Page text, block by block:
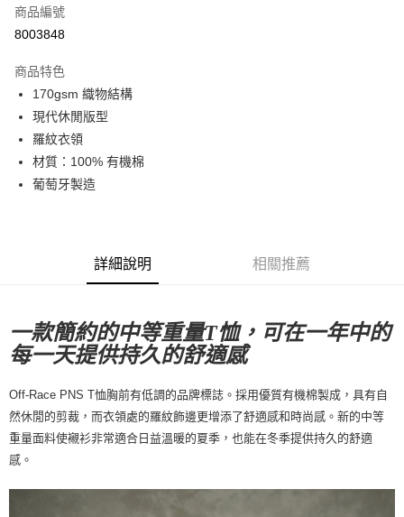
Apple Pay
運送方式
全家店到店
每筆NT$80，滿NT$10,000(含以上)免運費
付款後全家取貨
每筆NT$80，滿NT$10,000(含以上)免運費
每筆NT$80，滿NT$10,000(含以上)免運費
宅配
商品編號
8003848
商品特色
170gsm 織物結構
現代休閒版型
羅紋衣領
材質：100% 有機棉
葡萄牙製造
詳細說明 相關推薦
一款簡約的中等重量T恤，可在一年中的
每一天提供持久的舒適感
Off-Race PNS T恤胸前有低調的品牌標誌。採用優質有機棉製成，具有自
然休閒的剪裁，而衣領處的羅紋飾邊更增添了舒適感和時尚感。新的中等
重量面料使襯衫非常適合日益溫暖的夏季，也能在冬季提供持久的舒適
感。